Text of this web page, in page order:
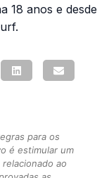
18 anos e desde
para os
é estimular um
ao